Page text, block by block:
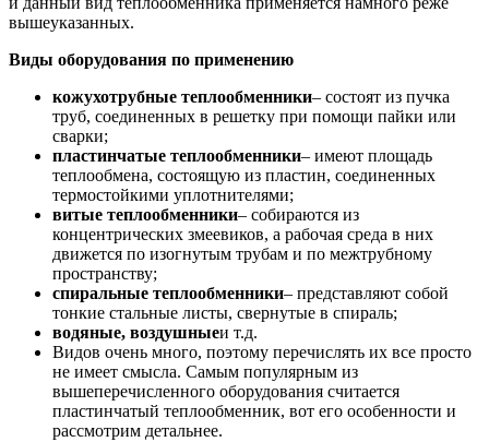
вышеуказанных.
Виды оборудования по применению
кожухотрубные теплообменники– состоят из пучка
труб, соединенных в решетку при помощи пайки или
сварки;
пластинчатые теплообменники– имеют площадь
теплообмена, состоящую из пластин, соединенных
термостойкими уплотнителями;
витые теплообменники– собираются из
концентрических змеевиков, а рабочая среда в них
движется по изогнутым трубам и по межтрубному
пространству;
спиральные теплообменники– представляют собой
тонкие стальные листы, свернутые в спираль;
водяные, воздушныеи т.д.
Видов очень много, поэтому перечислять их все просто
не имеет смысла. Самым популярным из
вышеперечисленного оборудования считается
пластинчатый теплообменник, вот его особенности и
рассмотрим детальнее.